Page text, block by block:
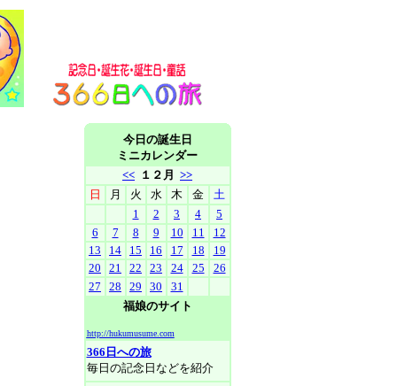
今日の誕生日
ミニカレンダー
<< １２ 月 >>
日
月 火 水 木 金
土
1
2 3 4
5
6
7 8 9 10 11
12
13
14 15 16 17 18
19
20
21 22 23 24 25
26
27
28 29 30
31
福娘のサイト
http://hukumusume.com
366日への旅
毎日の記念日などを紹介